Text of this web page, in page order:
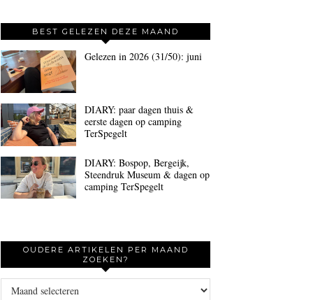
BEST GELEZEN DEZE MAAND
Gelezen in 2026 (31/50): juni
DIARY: paar dagen thuis &
eerste dagen op camping
TerSpegelt
DIARY: Bospop, Bergeijk,
Steendruk Museum & dagen op
camping TerSpegelt
OUDERE ARTIKELEN PER MAAND
ZOEKEN?
Oudere